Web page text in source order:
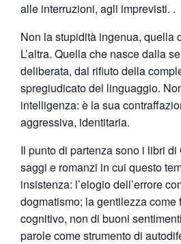
alle interruzioni, agli imprevisti. .
Non la stupidità ingenua, quella
L’altra. Quella che nasce dalla
deliberata, dal rifiuto della
spregiudicato del linguaggio.
intelligenza: è la sua
aggressiva, identitaria.
Il punto di partenza sono i libri
saggi e romanzi in cui questo
insistenza: l’elogio dell’errore
dogmatismo; la gentilezza come
cognitivo, non di buoni
parole come strumento di